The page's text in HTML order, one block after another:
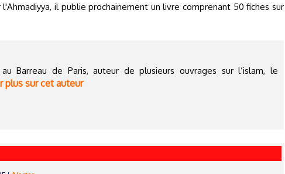
il publie prochainement un livre comprenant 50 fiches sur
Barreau de Paris, auteur de plusieurs ouvrages sur l’islam, le
plus sur cet auteur